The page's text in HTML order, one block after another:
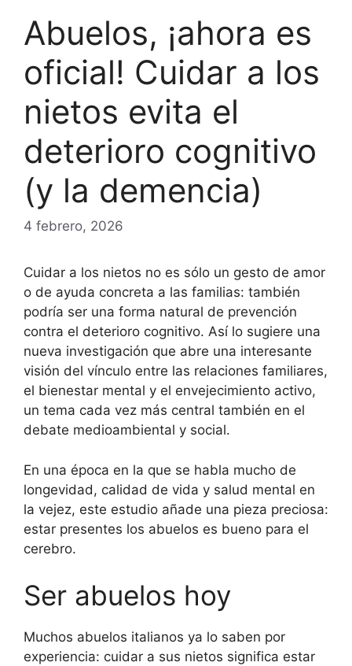
Abuelos, ¡ahora es
oficial! Cuidar a los
nietos evita el
deterioro cognitivo
(y la demencia)
4 febrero, 2026
Cuidar a los nietos no es sólo un gesto de amor
o de ayuda concreta a las familias: también
podría ser una forma natural de prevención
contra el deterioro cognitivo. Así lo sugiere una
nueva investigación que abre una interesante
visión del vínculo entre las relaciones familiares,
el bienestar mental y el envejecimiento activo,
un tema cada vez más central también en el
debate medioambiental y social.
En una época en la que se habla mucho de
longevidad, calidad de vida y salud mental en
la vejez, este estudio añade una pieza preciosa:
estar presentes los abuelos es bueno para el
cerebro.
Ser abuelos hoy
Muchos abuelos italianos ya lo saben por
experiencia: cuidar a sus nietos significa estar